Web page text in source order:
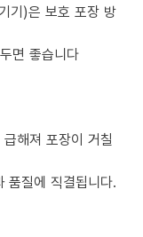
기)은 보호 포장 방
면 좋습니다
해져 포장이 거칠
품질에 직결됩니다.